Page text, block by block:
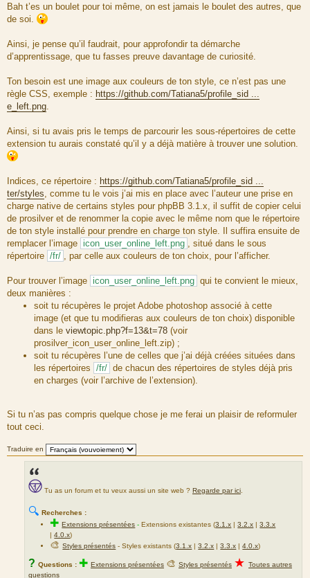
s
s
e
Bah t’es un boulet pour toi même, on est jamais le boulet des autres, que
de soi.
Ainsi, je pense qu’il faudrait, pour approfondir ta démarche
d’apprentissage, que tu fasses preuve davantage de curiosité.
Ton besoin est une image aux couleurs de ton style, ce n’est pas une
règle CSS, exemple : https://github.com/Tatiana5/profile_sid ...
e_left.png
Ainsi, si tu avais pris le temps de parcourir les sous-répertoires de cette
extension tu aurais constaté qu’il y a déjà matière à trouver une solution.
Indices, ce répertoire : https://github.com/Tatiana5/profile_sid ...
ter/styles , comme tu le vois j’ai mis en place avec l’auteur une prise en
charge native de certains styles pour phpBB 3.1.x, il suffit de copier celui
de prosilver et de renommer la copie avec le même nom que le répertoire
de ton style installé pour prendre en charge ton style. Il suffira ensuite de
remplacer l’image icon_user_online_left.png
, situé dans le sous
répertoire /fr/ , par celle aux couleurs de ton choix, pour l’afficher.
Pour trouver l’image icon_user_online_left.png qui te convient le mieux,
deux manières :
soit tu récupères le projet Adobe photoshop associé à cette
image (et que tu modifieras aux couleurs de ton choix) disponible
dans le viewtopic.php?f=13&t=78 (voir
prosilver_icon_user_online_left.zip) ;
soit tu récupères l’une de celles que j’ai déjà créées situées dans
les répertoires /fr/ de chacun des répertoires de styles déjà pris
en charges (voir l’archive de l’extension).
Si tu n’as pas compris quelque chose je me ferai un plaisir de reformuler
tout ceci.
Traduire en
Tu as un forum et tu veux aussi un site web ? Regarde par ici
🔍 Recherches :
✚Extensions présentées -Extensions existantes (3.1.x |3.2.x |3.3.x
|4.0.x)
🎨Styles présentés - Styles existants (3.1.x |3.2.x |3.3.x |4.0.x)
? Questions : ✚ Extensions présentées 🎨 Styles présentés ★ Toutes autres
questions